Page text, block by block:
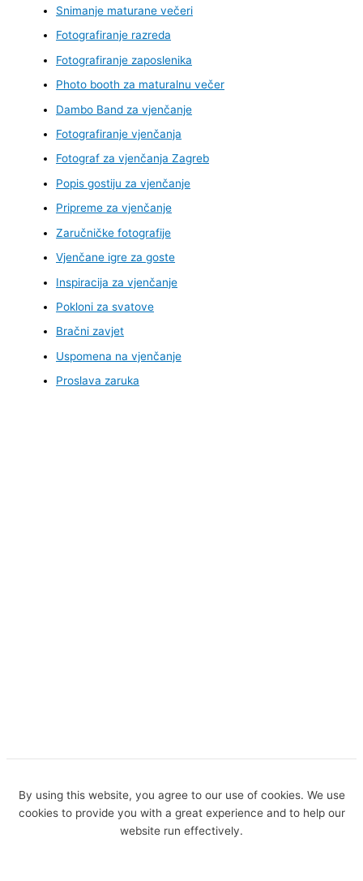
Snimanje maturane večeri
Fotografiranje razreda
Fotografiranje zaposlenika
Photo booth za maturalnu večer
Dambo Band za vjenčanje
Fotografiranje vjenčanja
Fotograf za vjenčanja Zagreb
Popis gostiju za vjenčanje
Pripreme za vjenčanje
Zaručničke fotografije
Vjenčane igre za goste
Inspiracija za vjenčanje
Pokloni za svatove
Bračni zavjet
Uspomena na vjenčanje
Proslava zaruka
By using this website, you agree to our use of cookies. We use
cookies to provide you with a great experience and to help our
website run effectively.